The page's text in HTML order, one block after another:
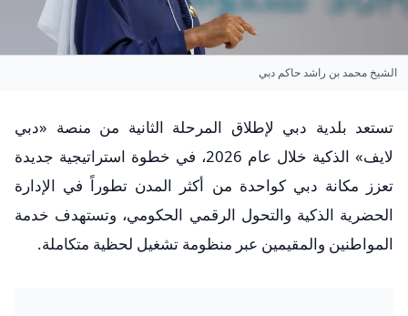
الشيخ محمد بن راشد حاكم دبي
تستعد بلدية دبي لإطلاق المرحلة الثانية من منصة «دبي
لايف» الذكية خلال عام 2026، في خطوة استراتيجية جديدة
تعزز مكانة دبي كواحدة من أكثر المدن تطوراً في الإدارة
الحضرية الذكية والتحول الرقمي الحكومي، وتستهدف خدمة
المواطنين والمقيمين عبر منظومة تشغيل لحظية متكاملة.